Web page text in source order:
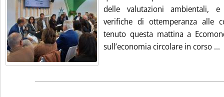
delle valutazioni ambientali,
verifiche di ottemperanza alle
tenuto questa mattina a
sull’economia circolare in corso ...